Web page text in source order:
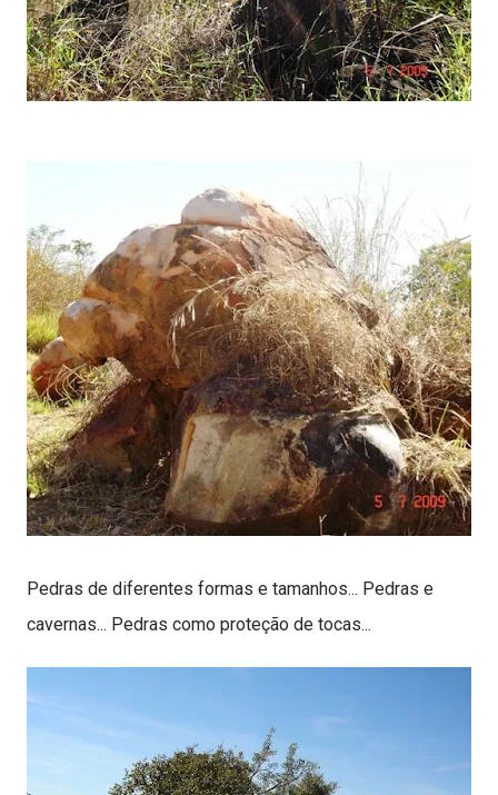
Pedras de diferentes formas e tamanhos... Pedras e
cavernas... Pedras como proteção de tocas...